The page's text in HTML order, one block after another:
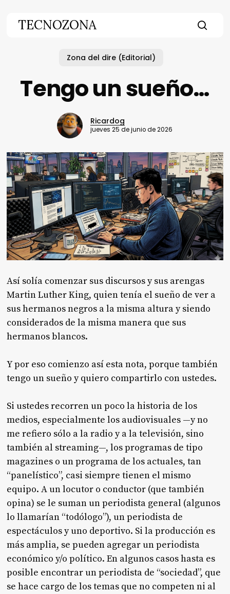
TECNOZONA
Zona del dire (Editorial)
Tengo un sueño…
Ricardog
jueves 25 de junio de 2026
Así solía comenzar sus discursos y sus arengas
Martin Luther King, quien tenía el sueño de ver a
sus hermanos negros a la misma altura y siendo
considerados de la misma manera que sus
hermanos blancos.
Y por eso comienzo así esta nota, porque también
tengo un sueño y quiero compartirlo con ustedes.
Si ustedes recorren un poco la historia de los
medios, especialmente los audiovisuales —y no
me refiero sólo a la radio y a la televisión, sino
también al streaming—, los programas de tipo
magazines o un programa de los actuales, tan
“panelístico”, casi siempre tienen el mismo
equipo. A un locutor o conductor (que también
opina) se le suman un periodista general (algunos
lo llamarían “todólogo”), un periodista de
espectáculos y uno deportivo. Si la producción es
más amplia, se pueden agregar un periodista
económico y/o político. En algunos casos hasta es
posible encontrar un periodista de “sociedad”, que
se hace cargo de los temas que no competen ni al